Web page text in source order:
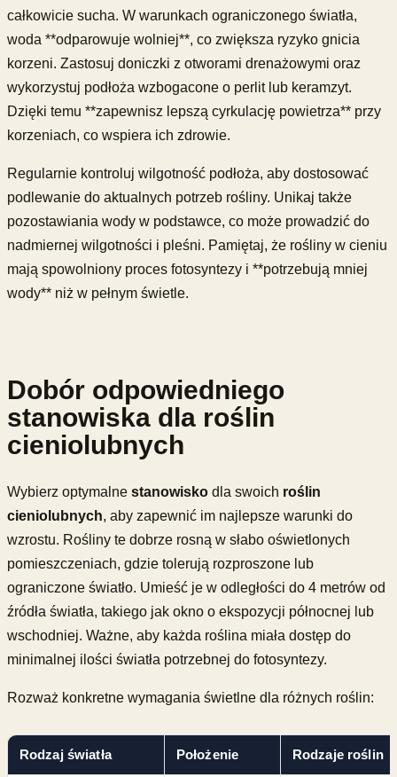
całkowicie sucha. W warunkach ograniczonego światła,
woda **odparowuje wolniej**, co zwiększa ryzyko gnicia
korzeni. Zastosuj doniczki z otworami drenażowymi oraz
wykorzystuj podłoża wzbogacone o perlit lub keramzyt.
Dzięki temu **zapewnisz lepszą cyrkulację powietrza** przy
korzeniach, co wspiera ich zdrowie.
Regularnie kontroluj wilgotność podłoża, aby dostosować
podlewanie do aktualnych potrzeb rośliny. Unikaj także
pozostawiania wody w podstawce, co może prowadzić do
nadmiernej wilgotności i pleśni. Pamiętaj, że rośliny w cieniu
mają spowolniony proces fotosyntezy i **potrzebują mniej
wody** niż w pełnym świetle.
Dobór odpowiedniego
stanowiska dla roślin
cieniolubnych
Wybierz optymalne stanowisko dla swoich roślin
cieniolubnych, aby zapewnić im najlepsze warunki do
wzrostu. Rośliny te dobrze rosną w słabo oświetlonych
pomieszczeniach, gdzie tolerują rozproszone lub
ograniczone światło. Umieść je w odległości do 4 metrów od
źródła światła, takiego jak okno o ekspozycji północnej lub
wschodniej. Ważne, aby każda roślina miała dostęp do
minimalnej ilości światła potrzebnej do fotosyntezy.
Rozważ konkretne wymagania świetlne dla różnych roślin:
Rodzaj światła Położenie Rodzaje roślin